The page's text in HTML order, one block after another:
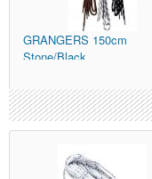
GRANGERS 150cm
Stone/Black